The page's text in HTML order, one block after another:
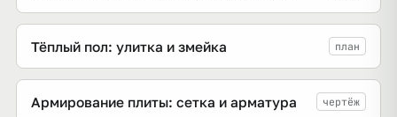
Тёплый пол: улитка и змейка план
Армирование плиты: сетка и арматура чертёж